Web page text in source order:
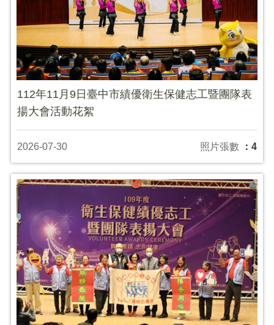
112年11月9日臺中市績優衛生保健志工暨團隊表
揚大會活動花絮
2026-07-30 照片張數 ：4